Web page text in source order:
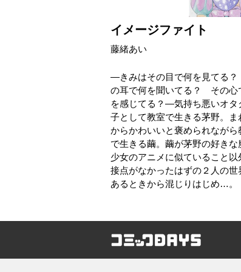
イメージファイト
藤緒あい
―きみはその目で何を見てる
の耳で何を聞いてる？ その心
を感じてる？―気持ち悪いオタ
子として教室で生きる茅野。ま
からかわいいと褒められながら
で生きる繭。繭が茅野の好きな
少女のアニメに似ていること以
接点がなかったはずの２人の世
あるときから混じりはじめ…。
コミックDAYS